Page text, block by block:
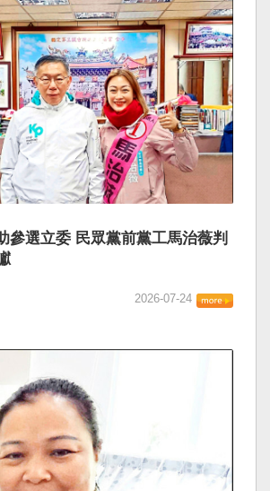
參選立委 民眾黨前黨工馬治薇判
2026-07-24